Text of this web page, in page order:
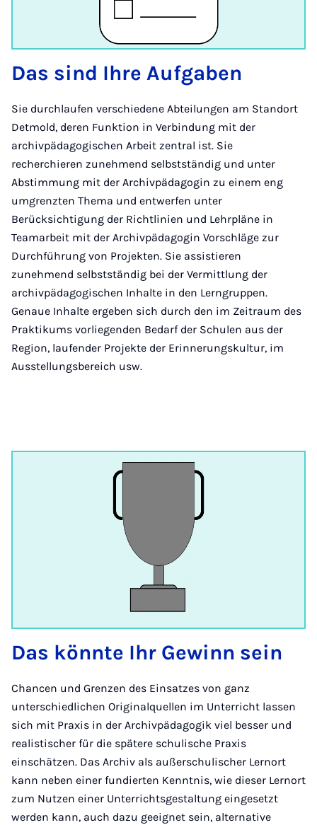
Das sind Ihre Aufgaben
Sie durchlaufen verschiedene Abteilungen am Standort
Detmold, deren Funktion in Verbindung mit der
archivpädagogischen Arbeit zentral ist. Sie
recherchieren zunehmend selbstständig und unter
Abstimmung mit der Archivpädagogin zu einem eng
umgrenzten Thema und entwerfen unter
Berücksichtigung der Richtlinien und Lehrpläne in
Teamarbeit mit der Archivpädagogin Vorschläge zur
Durchführung von Projekten. Sie assistieren
zunehmend selbstständig bei der Vermittlung der
archivpädagogischen Inhalte in den Lerngruppen.
Genaue Inhalte ergeben sich durch den im Zeitraum des
Praktikums vorliegenden Bedarf der Schulen aus der
Region, laufender Projekte der Erinnerungskultur, im
Ausstellungsbereich usw.
Das könnte Ihr Gewinn sein
Chancen und Grenzen des Einsatzes von ganz
unterschiedlichen Originalquellen im Unterricht lassen
sich mit Praxis in der Archivpädagogik viel besser und
realistischer für die spätere schulische Praxis
einschätzen. Das Archiv als außerschulischer Lernort
kann neben einer fundierten Kenntnis, wie dieser Lernort
zum Nutzen einer Unterrichtsgestaltung eingesetzt
werden kann, auch dazu geeignet sein, alternative